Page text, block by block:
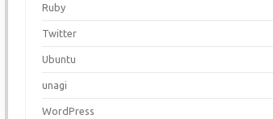
Ruby
Twitter
Ubuntu
unagi
WordPress